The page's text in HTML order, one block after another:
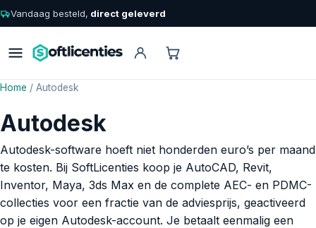
Vandaag besteld, direct geleverd
Home / Autodesk
Autodesk
Autodesk-software hoeft niet honderden euro’s per maand
te kosten. Bij SoftLicenties koop je AutoCAD, Revit,
Inventor, Maya, 3ds Max en de complete AEC- en PDMC-
collecties voor een fractie van de adviesprijs, geactiveerd
op je eigen Autodesk-account. Je betaalt eenmalig een